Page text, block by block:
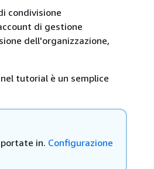
condivisione
di gestione
dell'organizzazione,
tutorial è un semplice
in. Configurazione